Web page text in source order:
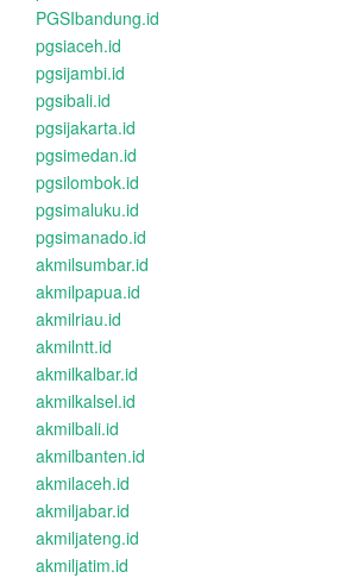
PGSIbandung.id
pgsiaceh.id
pgsijambi.id
pgsibali.id
pgsijakarta.id
pgsimedan.id
pgsilombok.id
pgsimaluku.id
pgsimanado.id
akmilsumbar.id
akmilpapua.id
akmilriau.id
akmilntt.id
akmilkalbar.id
akmilkalsel.id
akmilbali.id
akmilbanten.id
akmilaceh.id
akmiljabar.id
akmiljateng.id
akmiljatim.id